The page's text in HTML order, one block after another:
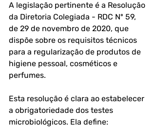
A legislação pertinente é a Resolução
da Diretoria Colegiada - RDC Nº 59,
de 29 de novembro de 2020, que
dispõe sobre os requisitos técnicos
para a regularização de produtos de
higiene pessoal, cosméticos e
perfumes.
Esta resolução é clara ao estabelecer
a obrigatoriedade dos testes
microbiológicos. Ela define: